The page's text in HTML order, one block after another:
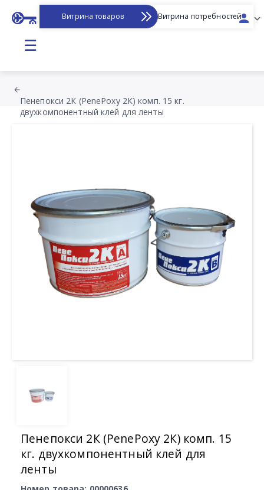
Витрина товаров Витрина потребностей
☰
Пенепокси 2К (PenePoxy 2К) комп. 15 кг.
двухкомпонентный клей для ленты
Пенепокси 2К (PenePoxy 2К) комп. 15
кг. двухкомпонентный клей для
ленты